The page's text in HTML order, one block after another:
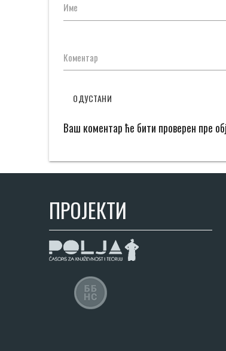
Име
Коментар
ОДУСТАНИ
Ваш коментар ће бити проверен пре
ПРОЈЕКТИ